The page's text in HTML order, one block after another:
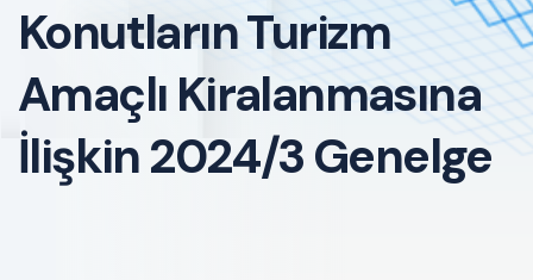
Konutların Turizm
Amaçlı Kiralanmasına
İlişkin 2024/3 Genelge